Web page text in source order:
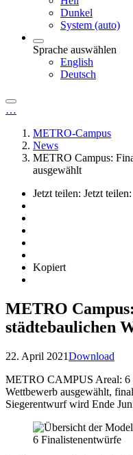
Dunkel
System (auto)
Sprache auswählen
English
Deutsch
…
METRO-Campus
News
METRO Campus:
ausgewählt
Jetzt teilen: Jetzt teilen:
Kopiert
METRO
städtebaulichen
22. April 2021Download
METRO CAMPUS Areal: 6
Wettbewerb ausgewählt,
Siegerentwurf wird Ende
6 Finalistenentwürfe